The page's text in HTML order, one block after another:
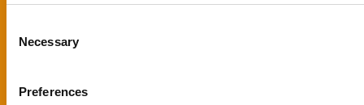
Selection
Necessary
Preferences